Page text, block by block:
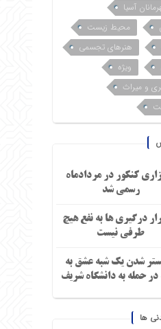
آسیا
محیط زیست
هنرهای تجسمی
ویژه
و میراث
کنکور در مردادماه
رسمی شد
درگیری ها به نفع هیچ
طرفی نیست
شدن یک شبه عشق به
در حمله به دانشگاه شریف
ها